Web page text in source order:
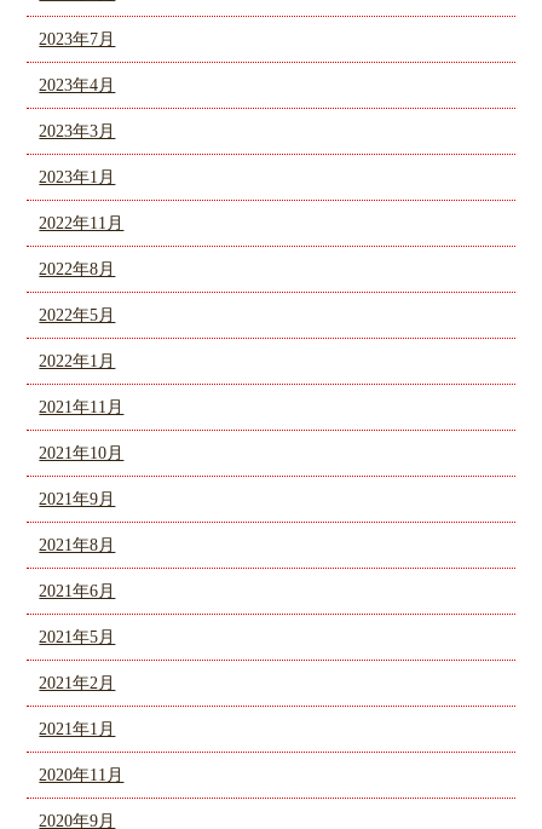
2023年7月
2023年4月
2023年3月
2023年1月
2022年11月
2022年8月
2022年5月
2022年1月
2021年11月
2021年10月
2021年9月
2021年8月
2021年6月
2021年5月
2021年2月
2021年1月
2020年11月
2020年9月